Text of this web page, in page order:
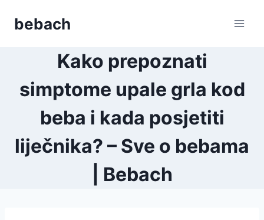
bebach
Kako prepoznati
simptome upale grla kod
beba i kada posjetiti
liječnika? – Sve o bebama
| Bebach